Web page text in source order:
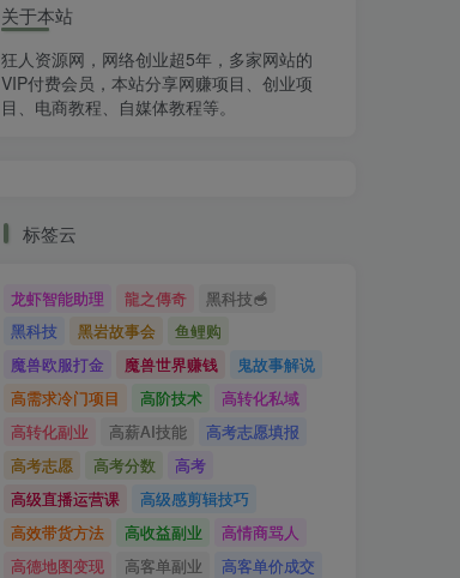
关于本站
狂人资源网，网络创业超5年，多家网站的
VIP付费会员，本站分享网赚项目、创业项
目、电商教程、自媒体教程等。
标签云
龙虾智能助理 龍之傳奇
黑科技🥣
黑科技
黑岩故事会
鱼鲤购
魔兽欧服打金
魔兽世界赚钱
鬼故事解说
高需求冷门项目
高阶技术
高转化私域
高转化副业
高薪AI技能
高考志愿填报
高考志愿
高考分数
高考
高级直播运营课
高级感剪辑技巧
高效带货方法
高收益副业
高情商骂人
高德地图变现
高客单副业
高客单价成交